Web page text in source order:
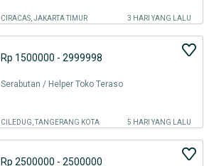
CIRACAS, JAKARTA TIMUR 3 HARI YANG LALU
Rp 1500000 - 2999998
Serabutan / Helper Toko Teraso
CILEDUG, TANGERANG KOTA 5 HARI YANG LALU
Rp 2500000 - 2500000